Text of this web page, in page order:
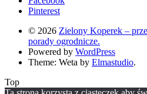
Pinterest
© 2026 Zielony Koperek –
porady ogrodnicze.
Powered by WordPress
Theme: Weta by Elmastudio.
Top